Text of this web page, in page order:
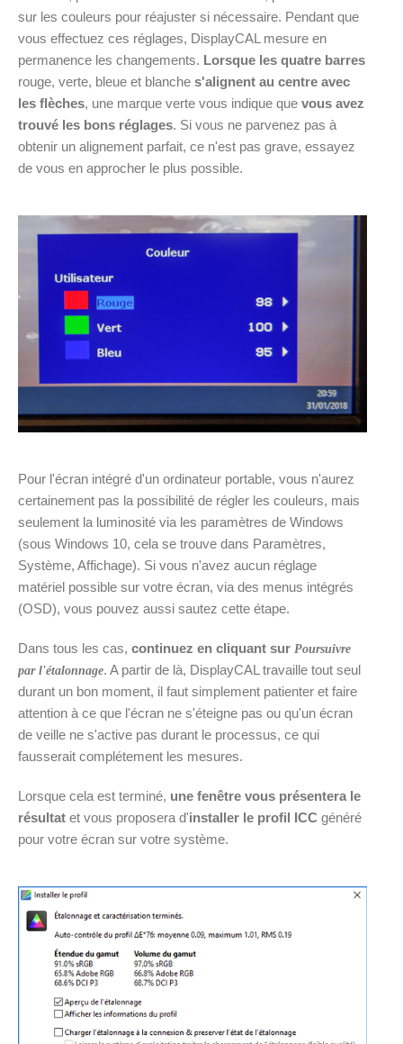
sur les couleurs pour réajuster si nécessaire. Pendant que
vous effectuez ces réglages, DisplayCAL mesure en
permanence les changements. Lorsque les quatre barres
rouge, verte, bleue et blanche s'alignent au centre avec
les flèches, une marque verte vous indique que vous avez
trouvé les bons réglages. Si vous ne parvenez pas à
obtenir un alignement parfait, ce n'est pas grave, essayez
de vous en approcher le plus possible.
Pour l'écran intégré d'un ordinateur portable, vous n'aurez
certainement pas la possibilité de régler les couleurs, mais
seulement la luminosité via les paramètres de Windows
(sous Windows 10, cela se trouve dans Paramètres,
Système, Affichage). Si vous n'avez aucun réglage
matériel possible sur votre écran, via des menus intégrés
(OSD), vous pouvez aussi sautez cette étape.
Dans tous les cas, continuez en cliquant sur Poursuivre
par l'étalonnage. A partir de là, DisplayCAL travaille tout seul
durant un bon moment, il faut simplement patienter et faire
attention à ce que l'écran ne s'éteigne pas ou qu'un écran
de veille ne s'active pas durant le processus, ce qui
fausserait complétement les mesures.
Lorsque cela est terminé, une fenêtre vous présentera le
résultat et vous proposera d'installer le profil ICC généré
pour votre écran sur votre système.